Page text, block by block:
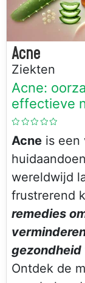
Acne
Ziekten
Acne:
effectieve
Acne is een
wereldwijd
frustrerend
remedies
gezondheid
Ontdek de